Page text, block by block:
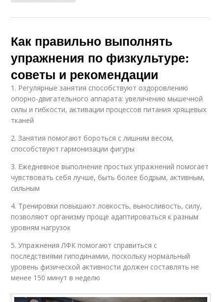
Как правильно выполнять
упражнения по физкультуре:
советы и рекомендации
1. Регулярные занятия способствуют оздоровлению
опорно-двигательного аппарата: увеличению мышечной
силы и гибкости, активации процессов питания хрящевых
тканей
2. Занятия помогают бороться с лишним весом,
способствуют гармонизации фигуры
3. Ежедневное выполнение простых упражнений помогает
чувствовать себя лучше, быть более бодрым, активным,
сильным
4. Тренировки повышают ловкость, выносливость, силу,
позволяют организму проще адаптироваться к разным
уровням нагрузок
5. Упражнения ЛФК помогают справиться с
последствиями гиподинамии, поскольку нормальный
уровень физической активности должен составлять не
менее 150 минут в неделю